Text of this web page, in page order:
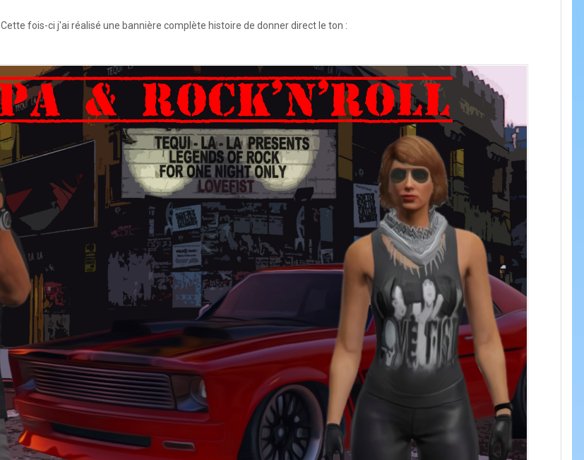
Cette fois-ci j'ai réalisé une bannière complète histoire de donner direct le ton :